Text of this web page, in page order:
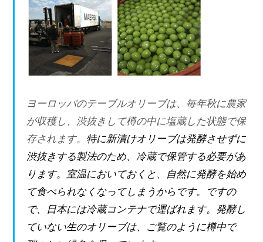
ヨーロッパのテーブルオリーブは、毎年秋に農家
が収穫し、渋抜きして樽の中に塩蔵した状態で保
存されます。 特に新漬けオリーブは発酵させずに
渋抜きする製法のため、冷蔵で保管する必要があ
ります。室温においておくと、自然に発酵を始め
て食べられなくなってしまうからです。ですの
で、日本には冷蔵コンテナで運ばれます。発酵し
ていない生のオリーブは、ご覧のように樽中で